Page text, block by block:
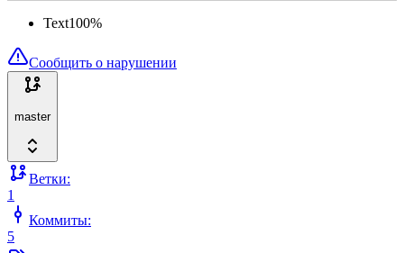
Text100%
Сообщить о нарушении
master
Ветки:
1
Коммиты:
5